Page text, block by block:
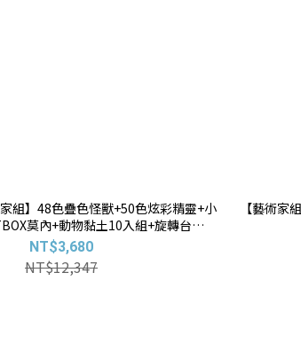
家組】48色疊色怪獸+50色炫彩精靈+小
莫內+動物黏土10入組+旋轉台
贈:80堂線上課+小象行旅箱(款式隨
機)+藝術畫布(款式隨機)
NT$3,680
NT$12,347
【藝術家